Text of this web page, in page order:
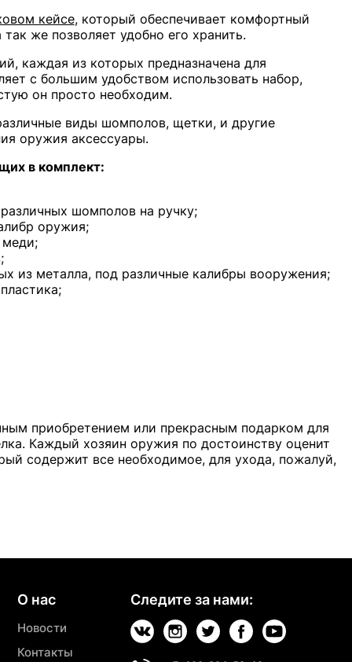
кейсе, который обеспечивает комфортный
же позволяет удобно его хранить.
каждая из которых предназначена для
с большим удобством использовать набор,
он просто необходим.
виды шомполов, щетки, и другие
оружия аксессуары.
в комплект:
шомполов на ручку;
оружия;
меди;
из металла, под различные калибры вооружения;
приобретением или прекрасным подарком для
Каждый хозяин оружия по достоинству оценит
содержит все необходимое, для ухода, пожалуй,
О нас
Новости
Контакты
Следите за нами: